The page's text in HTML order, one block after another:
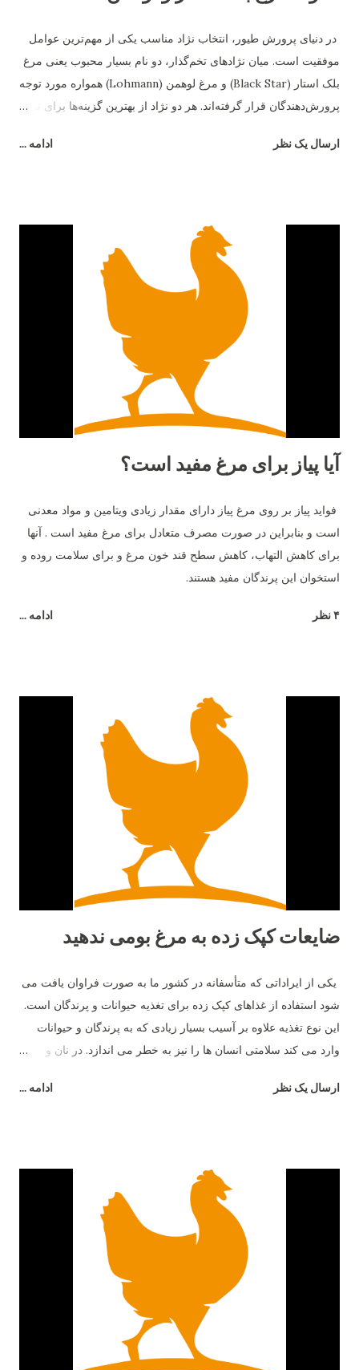
در دنیای پرورش طیور، انتخاب نژاد مناسب یکی از مهم‌ترین عوامل
موفقیت است. میان نژادهای تخم‌گذار، دو نام بسیار محبوب یعنی مرغ
بلک استار (Black Star) و مرغ لوهمن (Lohmann) همواره مورد توجه
پرورش‌دهندگان قرار گرفته‌اند. هر دو نژاد از بهترین گزینه‌ها برای تولید
نگهداری دارند. در این مقاله به بررسی دقیق تفاوت مرغ بلک استار و
در شرایط متنوع آب‌وهوایی عملکرد خوبی نشان دهد. در مقابل، مرغ
اصلاح‌نژاد شده و به‌صورت اختصاصی برای تولید تخم‌مرغ تجاری
طراحی گردیده است. ۲. میزان تخم‌گذاری تفاوت اصلی میان این دو
عدد تخم‌مرغ در سال تولید می‌کند. در حالی‌که مرغ بلک استار کمی
ارسال یک نظر ادامه ...
آیا پیاز برای مرغ مفید است؟
فواید پیاز بر روی مرغ پیاز دارای مقدار زیادی ویتامین و مواد معدنی
است و بنابراین در صورت مصرف متعادل برای مرغ مفید است . آنها
برای کاهش التهاب، کاهش سطح قند خون مرغ و برای سلامت روده و
استخوان این پرندگان مفید هستند.
۴ نظر ادامه ...
ضایعات کپک زده به مرغ بومی ندهید
یکی از ایراداتی که متأسفانه در کشور ما به صورت فراوان یافت می
شود استفاده از غذاهای کپک زده برای تغذیه حیوانات و پرندگان است.
این نوع تغذیه علاوه بر آسیب بسیار زیادی که به پرندگان و حیوانات
وارد می کند سلامتی انسان ها را نیز به خطر می اندازد. در نان و
ماده باعث آسیب شدید سیستم گوارشی پرندگان و حیوانات می شود
آب و غذای آن ها چک و تمیز شده و اطمینان حاصل کرد که کپک و
باقی مانده غذای فاسد در ظروف باقی نماند.
ارسال یک نظر ادامه ...